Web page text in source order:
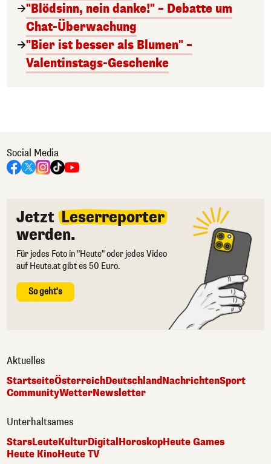
"Blödsinn, nein danke!" – Debatte um
Chat-Überwachung
"Bier ist besser als Blumen" –
Valentinstags-Geschenke
Social Media
Jetzt Leserreporter
werden.
Für jedes Foto in "Heute" oder jedes Video
auf Heute.at gibt es 50 Euro.
So geht's
Aktuelles
StartseiteÖsterreichDeutschlandNachrichtenSport
CommunityWetterNewsletter
Unterhaltsames
StarsLeuteKulturDigitalHoroskopHeute Games
Heute KinoHeute TV